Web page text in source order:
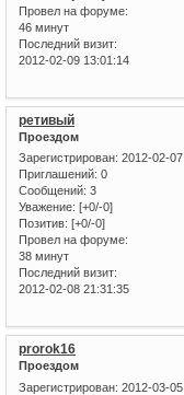
Провел на форуме:
46 минут
Последний визит:
2012-02-09 13:01:14
ретивый
Проездом
Зарегистрирован: 2012-02-07
Приглашений: 0
Сообщений: 3
Уважение: [+0/-0]
Позитив: [+0/-0]
Провел на форуме:
38 минут
Последний визит:
2012-02-08 21:31:35
prorok16
Проездом
Зарегистрирован: 2012-03-05